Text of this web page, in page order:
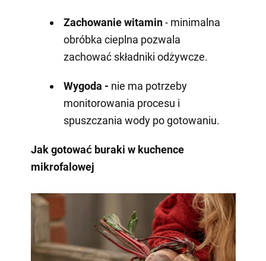
Zachowanie witamin- minimalna
obróbka cieplna pozwala
zachować składniki odżywcze.
Wygoda - nie ma potrzeby
monitorowania procesu i
spuszczania wody po gotowaniu.
Jak gotować buraki w kuchence
mikrofalowej